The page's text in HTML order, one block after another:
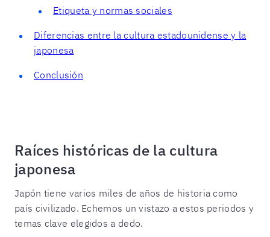
Etiqueta y normas sociales
Diferencias entre la cultura estadounidense y la
japonesa
Conclusión
Raíces históricas de la cultura
japonesa
Japón tiene varios miles de años de historia como
país civilizado. Echemos un vistazo a estos periodos y
temas clave elegidos a dedo.